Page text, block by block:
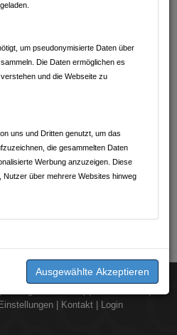
um pseudonymisierte Daten über
Die Daten ermöglichen es
und die Webseite zu
uns und Dritten genutzt, um das
die gesammelten Daten
Werbung anzuzeigen. Diese
über mehrere Websites hinweg
Kontakt Login